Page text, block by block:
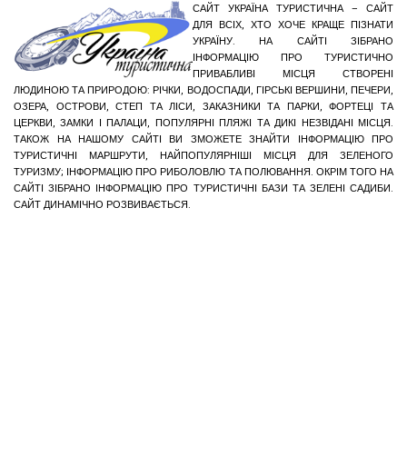
САЙТ УКРАЇНА ТУРИСТИЧНА – САЙТ
ДЛЯ ВСІХ, ХТО ХОЧЕ КРАЩЕ ПІЗНАТИ
УКРАЇНУ. НА САЙТІ ЗІБРАНО
ІНФОРМАЦІЮ ПРО ТУРИСТИЧНО
ПРИВАБЛИВІ МІСЦЯ СТВОРЕНІ
ЛЮДИНОЮ ТА ПРИРОДОЮ: РІЧКИ, ВОДОСПАДИ, ГІРСЬКІ ВЕРШИНИ, ПЕЧЕРИ,
ОЗЕРА, ОСТРОВИ, СТЕП ТА ЛІСИ, ЗАКАЗНИКИ ТА ПАРКИ, ФОРТЕЦІ ТА
ЦЕРКВИ, ЗАМКИ І ПАЛАЦИ, ПОПУЛЯРНІ ПЛЯЖІ ТА ДИКІ НЕЗВІДАНІ МІСЦЯ.
ТАКОЖ НА НАШОМУ САЙТІ ВИ ЗМОЖЕТЕ ЗНАЙТИ ІНФОРМАЦІЮ ПРО
ТУРИСТИЧНІ МАРШРУТИ, НАЙПОПУЛЯРНІШІ МІСЦЯ ДЛЯ ЗЕЛЕНОГО
ТУРИЗМУ; ІНФОРМАЦІЮ ПРО РИБОЛОВЛЮ ТА ПОЛЮВАННЯ. ОКРІМ ТОГО НА
САЙТІ ЗІБРАНО ІНФОРМАЦІЮ ПРО ТУРИСТИЧНІ БАЗИ ТА ЗЕЛЕНІ САДИБИ.
САЙТ ДИНАМІЧНО РОЗВИВАЄТЬСЯ.